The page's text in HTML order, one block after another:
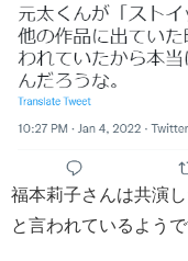
福本莉子さんは共演
と言われているようで